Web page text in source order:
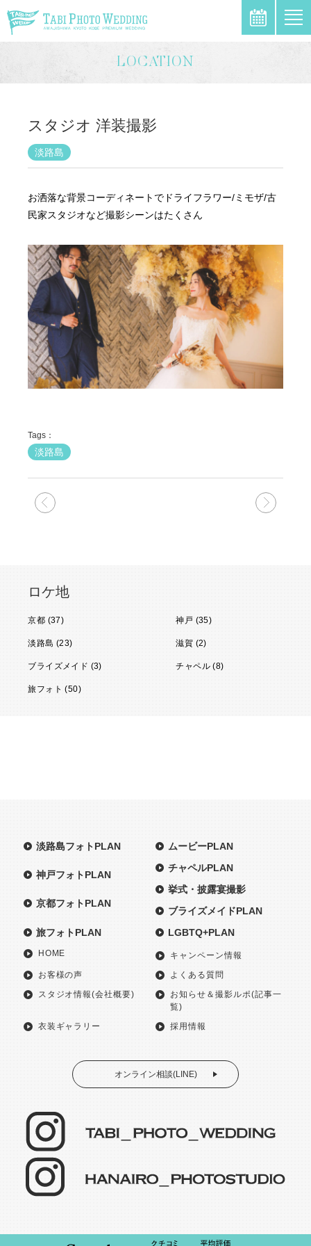
LOCATION
スタジオ 洋装撮影
淡路島
お洒落な背景コーディネートでドライフラワー/ミモザ/古
民家スタジオなど撮影シーンはたくさん
Tags：
淡路島
ロケ地
京都 (37) 神戸 (35)
淡路島 (23) 滋賀 (2)
ブライズメイド (3) チャペル (8)
旅フォト (50)
淡路島フォトPLAN
神戸フォトPLAN
京都フォトPLAN
旅フォトPLAN
ムービーPLAN
チャペルPLAN
挙式・披露宴撮影
ブライズメイドPLAN
LGBTQ+PLAN
HOME
キャンペーン情報
お客様の声
よくある質問
スタジオ情報(会社概要)
お知らせ＆撮影ルポ(記事一
覧)
衣装ギャラリー
採用情報
オンライン相談(LINE)